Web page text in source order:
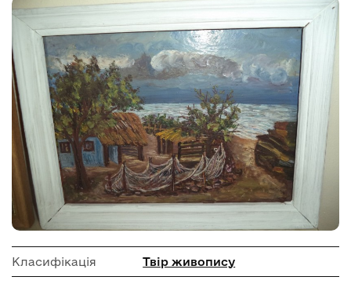
Класифікація Твір живопису